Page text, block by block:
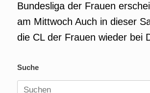
Bundesliga der Frauen
am Mittwoch Auch in dieser
die CL der Frauen wieder bei
Suche
Suchen